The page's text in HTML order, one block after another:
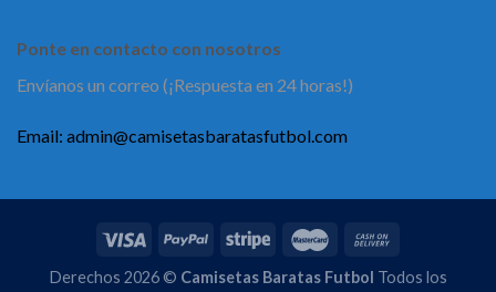
Ponte en contacto con nosotros
Envíanos un correo (¡Respuesta en 24 horas!)
Email: admin@camisetasbaratasfutbol.com
Derechos 2026 © Camisetas Baratas Futbol Todos los